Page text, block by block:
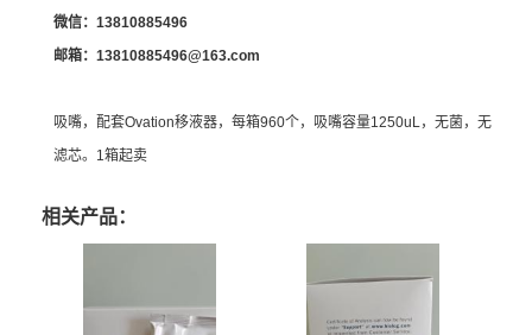
微信： 13810885496
邮箱： 13810885496@163.com
吸嘴，配套Ovation移液器，每箱960个，吸嘴容量1250uL，无菌，无
滤芯。1箱起卖
相关产品：